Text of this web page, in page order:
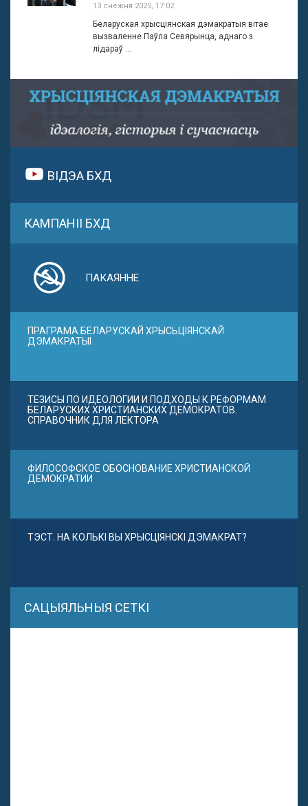
13 снежня 2025, 17:02
Беларуская хрысціянская дэмакратыя вітае
вызваленне Паўла Севярынца, аднаго з
лідараў ...
ВІДЭА БХД
КАМПАНІІ БХД
ПАКАЯННЕ
ПРАГРАМА БЕЛАРУСКАЙ ХРЫСЬЦІЯНСКАЙ
ДЭМАКРАТЫІ
ТЕЗИСЫ ПО ИДЕОЛОГИИ И ПОДХОДЫ К РЕФОРМАМ
БЕЛАРУСКИХ ХРИСТИАНСКИХ ДЕМОКРАТОВ.
СПРАВОЧНИК ДЛЯ ЛЕКТОРА
ФИЛОСОФСКОЕ ОБОСНОВАНИЕ ХРИСТИАНСКОЙ
ДЕМОКРАТИИ
ТЭСТ. НА КОЛЬКІ ВЫ ХРЫСЦІЯНСКІ ДЭМАКРАТ?
САЦЫЯЛЬНЫЯ СЕТКІ